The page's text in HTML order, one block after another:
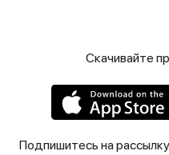
Скачивайте
Подпишитесь на